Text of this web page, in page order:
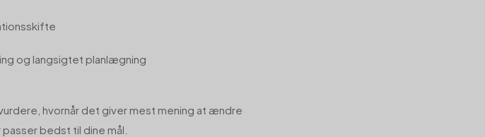
og langsigtet planlægning
hvornår det giver mest mening at ændre
bedst til dine mål.